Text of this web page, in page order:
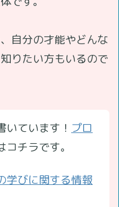
自分の才能やどんな
りたい方もいるので
いています！ プロ
コチラです。
学びに関する情報